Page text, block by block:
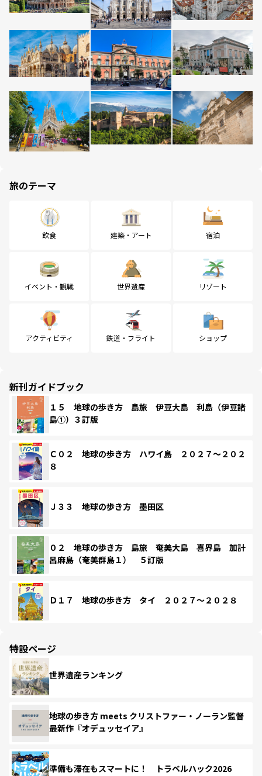
旅のテーマ
飲食 建築・アート 宿泊
イベント・観戦 世界遺産 リゾート
アクティビティ 鉄道・フライト ショップ
新刊ガイドブック
１５ 地球の歩き方 島旅 伊豆大島 利島（伊豆諸
島①）３訂版
Ｃ０２ 地球の歩き方 ハワイ島 ２０２７～２０２
８
Ｊ３３ 地球の歩き方 墨田区
０２ 地球の歩き方 島旅 奄美大島 喜界島 加計
呂麻島（奄美群島１） ５訂版
Ｄ１７ 地球の歩き方 タイ ２０２７～２０２８
特設ページ
世界遺産ランキング
地球の歩き方 meets クリストファー・ノーラン監督
最新作『オデュッセイア』
準備も滞在もスマートに！ トラベルハック2026